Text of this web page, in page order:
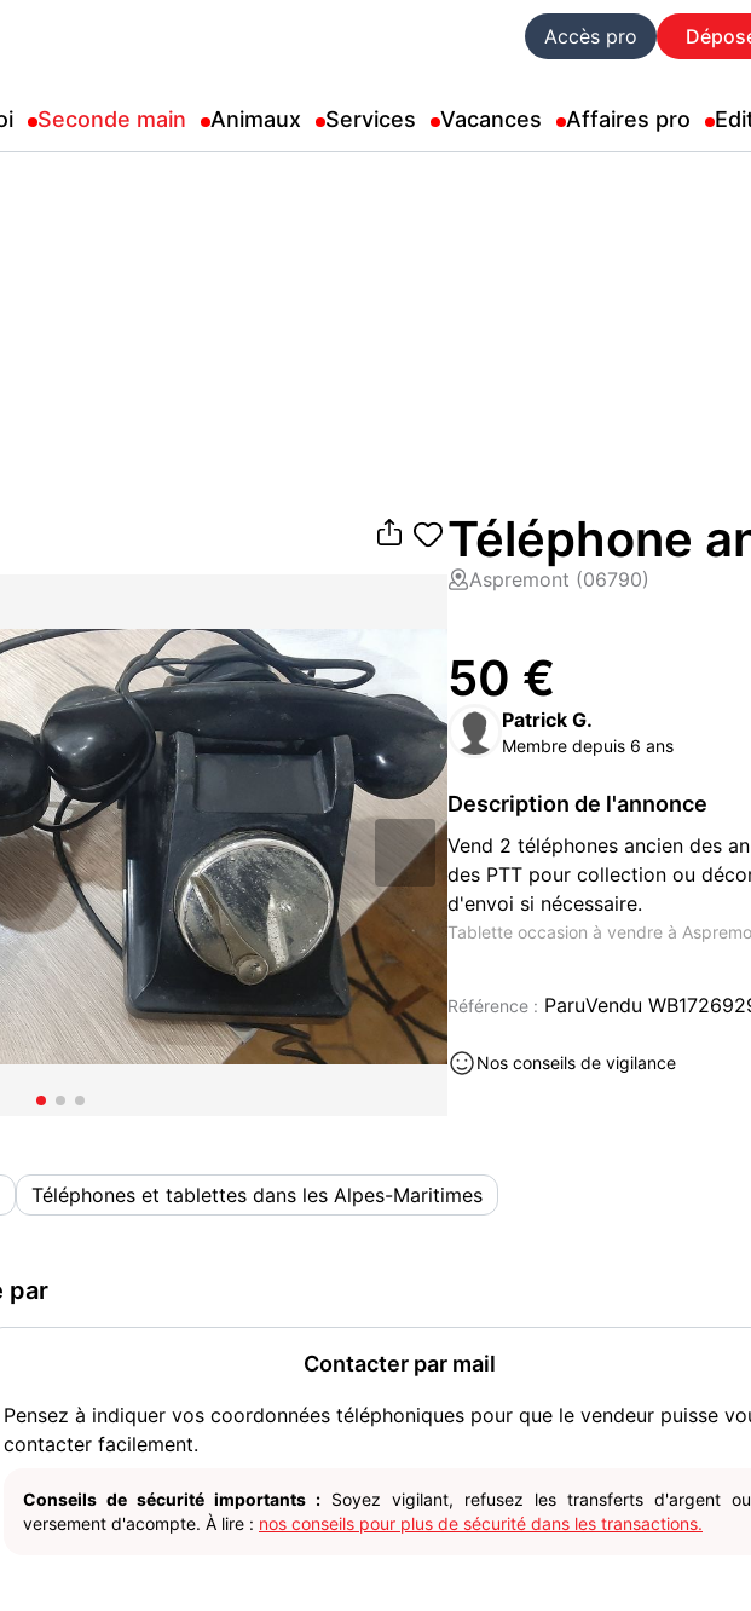
Accès pro
Seconde main Animaux Services Vacances Affaires pro
Téléphone
Aspremont (06790)
50 €
Patrick G.
Membre depuis 6 ans
Description de l'annonce
Vend 2 téléphones ancien des
des PTT pour collection ou
d'envoi si nécessaire.
Tablette occasion à vendre à
Référence : ParuVendu
Nos conseils de vigilance
Téléphones et tablettes dans les Alpes-Maritimes
par
Contacter par mail
Pensez à indiquer vos coordonnées téléphoniques pour que le vendeur puisse
contacter facilement.
Conseils de sécurité importants : Soyez vigilant, refusez les transferts d'argent
versement d'acompte. À lire : nos conseils pour plus de sécurité dans les transactions.